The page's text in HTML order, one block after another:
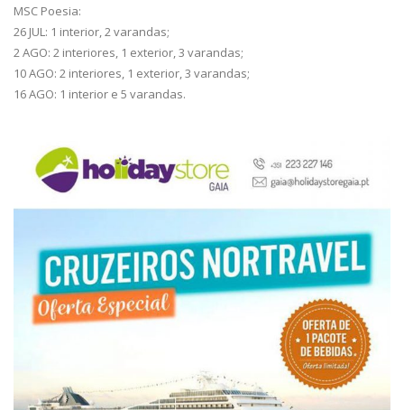
MSC Poesia:
26 JUL: 1 interior, 2 varandas;
2 AGO: 2 interiores, 1 exterior, 3 varandas;
10 AGO: 2 interiores, 1 exterior, 3 varandas;
16 AGO: 1 interior e 5 varandas.